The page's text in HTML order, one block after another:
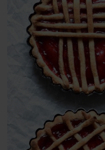
Nussecken
Schoko-
Zupfkuchen)
Hefeteiggebäck
Mohnpotize
Schoko-